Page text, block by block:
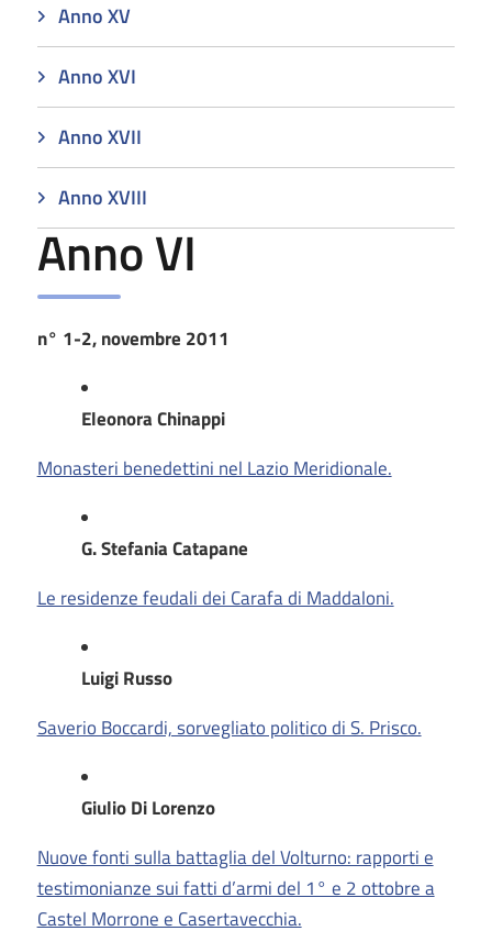
Anno XV
Anno XVI
Anno XVII
Anno XVIII
Anno VI
n° 1-2, novembre 2011
Eleonora Chinappi
Monasteri benedettini nel Lazio Meridionale.
G. Stefania Catapane
Le residenze feudali dei Carafa di Maddaloni.
Luigi Russo
Saverio Boccardi, sorvegliato politico di S. Prisco.
Giulio Di Lorenzo
Nuove fonti sulla battaglia del Volturno: rapporti e
testimonianze sui fatti d’armi del 1° e 2 ottobre a
Castel Morrone e Casertavecchia.